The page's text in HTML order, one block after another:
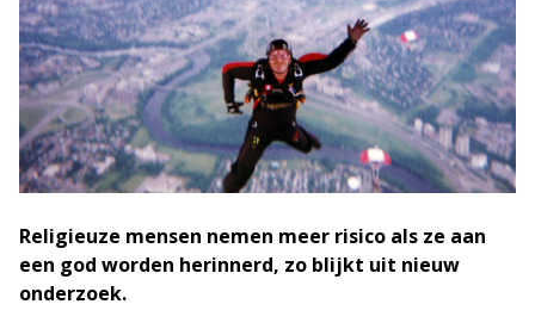
Religieuze mensen nemen meer risico als ze aan
een god worden herinnerd, zo blijkt uit nieuw
onderzoek.